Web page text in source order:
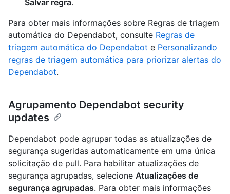
Para obter mais informações sobre Regras de triagem
automática do Dependabot, consulte Regras de
triagem automática do Dependabot e Personalizando
regras de triagem automática para priorizar alertas do
Dependabot.
Agrupamento Dependabot security
updates
Dependabot pode agrupar todas as atualizações de
segurança sugeridas automaticamente em uma única
solicitação de pull. Para habilitar atualizações de
segurança agrupadas, selecione Atualizações de
segurança agrupadas. Para obter mais informações